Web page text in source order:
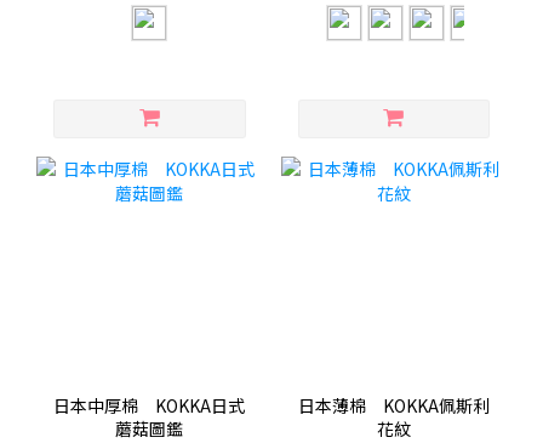
日本中厚棉 KOKKA日式
蘑菇圖鑑
日本薄棉 KOKKA佩斯利
花紋